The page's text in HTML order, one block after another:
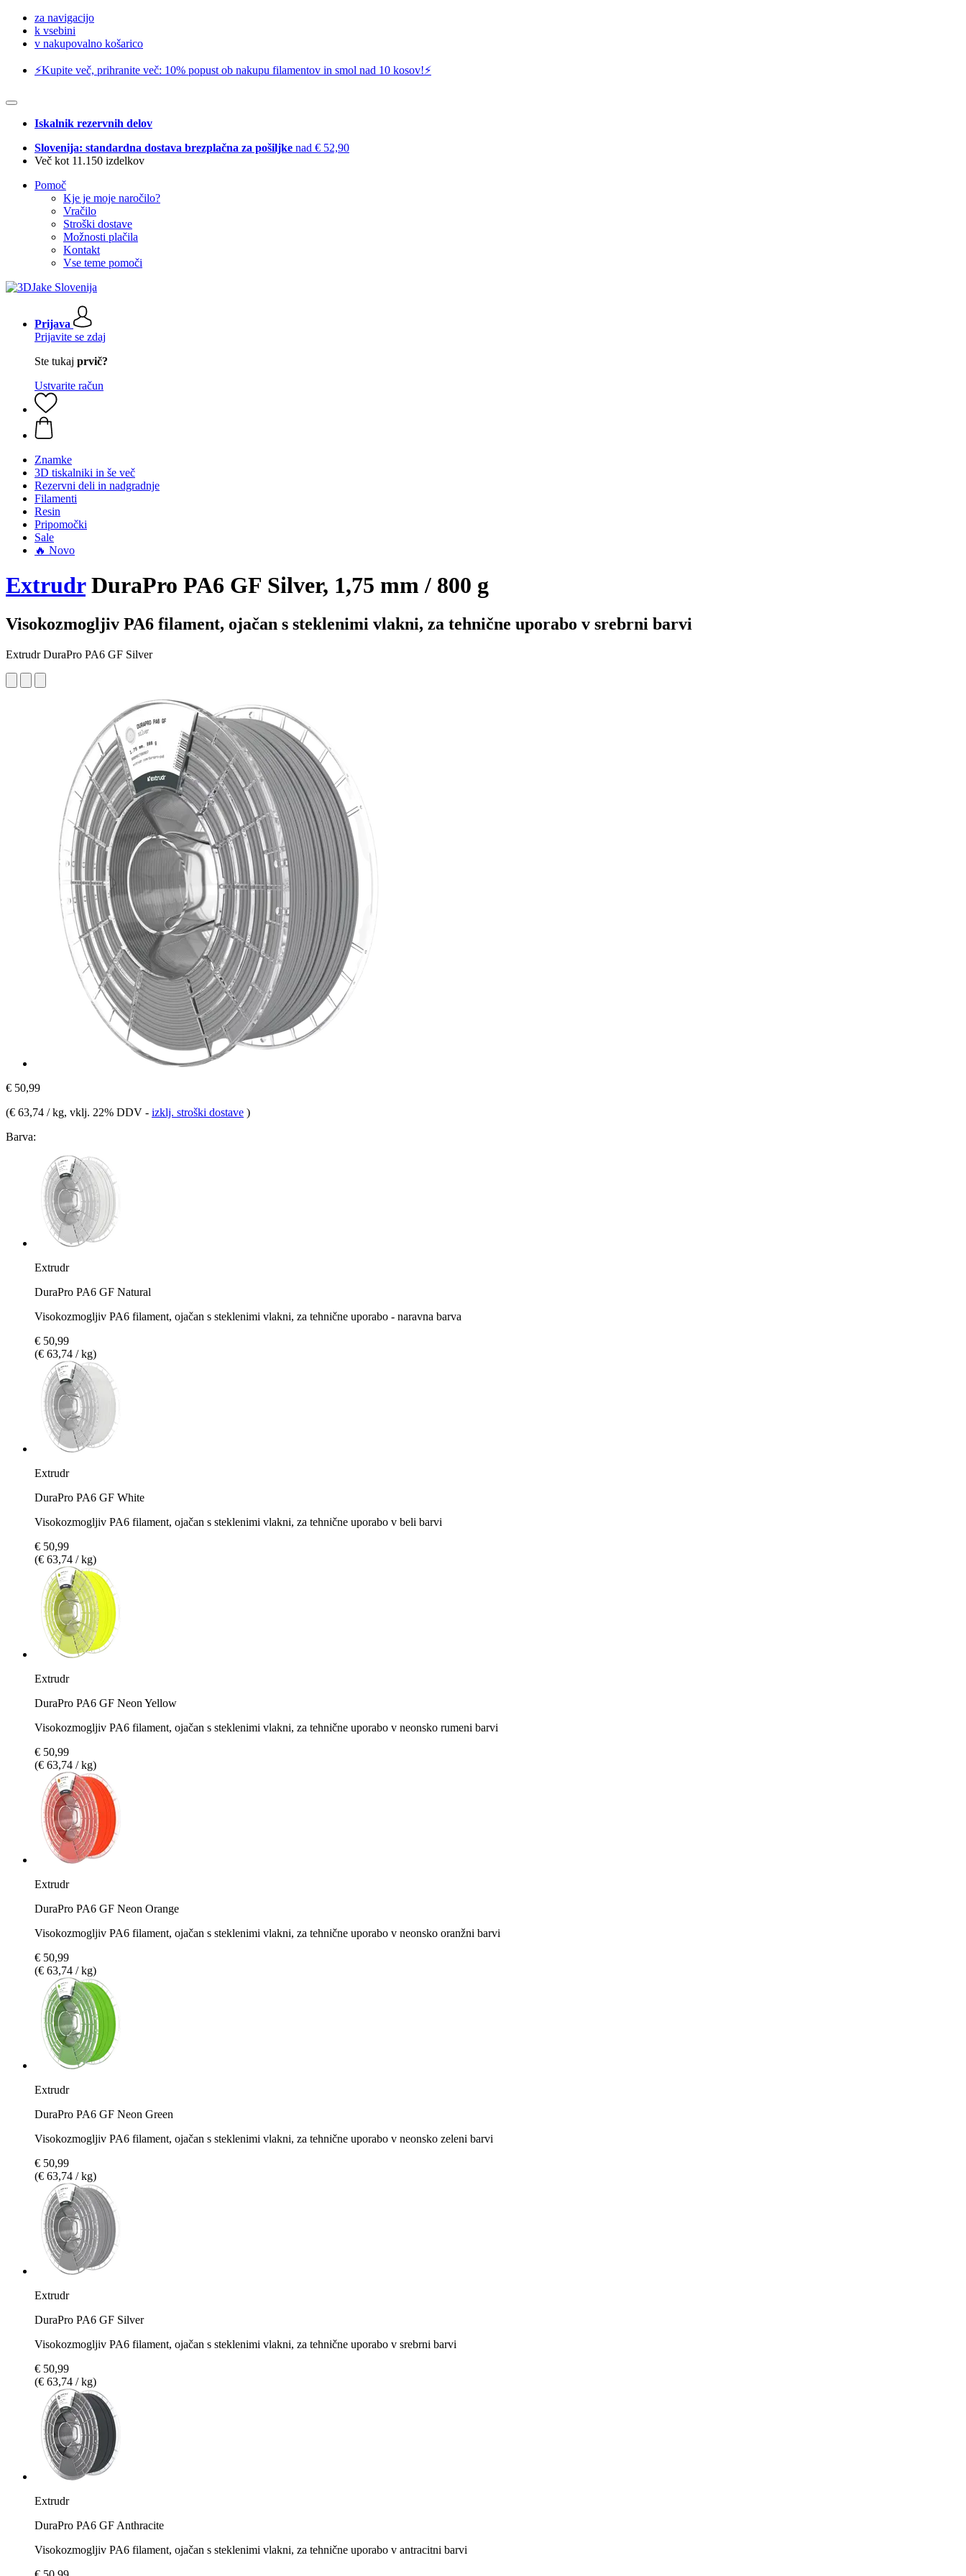
za navigacijo
k vsebini
v nakupovalno košarico
⚡️Kupite več, prihranite več: 10% popust ob nakupu filamentov in smol nad 10 kosov!⚡️
Iskalnik rezervnih delov
Slovenija: standardna dostava brezplačna za pošiljke nad € 52,90
Več kot 11.150 izdelkov
Pomoč
Kje je moje naročilo?
Vračilo
Stroški dostave
Možnosti plačila
Kontakt
Vse teme pomoči
Prijava
Prijavite se zdaj
Ste tukaj prvič?
Ustvarite račun
Znamke
3D tiskalniki in še več
Rezervni deli in nadgradnje
Filamenti
Resin
Pripomočki
Sale
🔥 Novo
ExtrudrDuraPro PA6 GF Silver, 1,75 mm / 800 g
Visokozmogljiv PA6 filament, ojačan s steklenimi vlakni, za tehnične uporabo v srebrni barvi
Extrudr DuraPro PA6 GF Silver
€ 50,99
(€ 63,74 / kg, vklj. 22% DDV - izklj. stroški dostave )
Barva:
Extrudr
DuraPro PA6 GF Natural
Visokozmogljiv PA6 filament, ojačan s steklenimi vlakni, za tehnične uporabo - naravna barva
€ 50,99
(€ 63,74 / kg)
Extrudr
DuraPro PA6 GF White
Visokozmogljiv PA6 filament, ojačan s steklenimi vlakni, za tehnične uporabo v beli barvi
€ 50,99
(€ 63,74 / kg)
Extrudr
DuraPro PA6 GF Neon Yellow
Visokozmogljiv PA6 filament, ojačan s steklenimi vlakni, za tehnične uporabo v neonsko rumeni barvi
€ 50,99
(€ 63,74 / kg)
Extrudr
DuraPro PA6 GF Neon Orange
Visokozmogljiv PA6 filament, ojačan s steklenimi vlakni, za tehnične uporabo v neonsko oranžni barvi
€ 50,99
(€ 63,74 / kg)
Extrudr
DuraPro PA6 GF Neon Green
Visokozmogljiv PA6 filament, ojačan s steklenimi vlakni, za tehnične uporabo v neonsko zeleni barvi
€ 50,99
(€ 63,74 / kg)
Extrudr
DuraPro PA6 GF Silver
Visokozmogljiv PA6 filament, ojačan s steklenimi vlakni, za tehnične uporabo v srebrni barvi
€ 50,99
(€ 63,74 / kg)
Extrudr
DuraPro PA6 GF Anthracite
Visokozmogljiv PA6 filament, ojačan s steklenimi vlakni, za tehnične uporabo v antracitni barvi